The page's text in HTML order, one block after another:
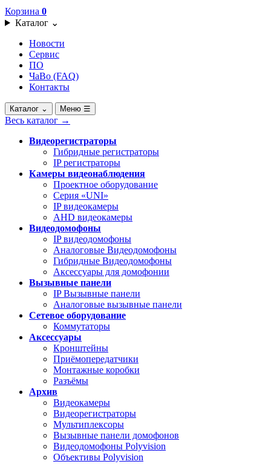
Корзина 0
Каталог ⌄
Новости
Сервис
ПО
ЧаВо (FAQ)
Контакты
Каталог ⌄ Меню ☰
Весь каталог →
Видеорегистраторы
Гибридные регистраторы
IP регистраторы
Камеры видеонаблюдения
Проектное оборудование
Серия «UNI»
IP видеокамеры
AHD видеокамеры
Видеодомофоны
IP видеодомофоны
Аналоговые Видеодомофоны
Гибридные Видеодомофоны
Аксессуары для домофонии
Вызывные панели
IP Вызывные панели
Аналоговые вызывные панели
Сетевое оборудование
Коммутаторы
Аксессуары
Кронштейны
Приёмопередатчики
Монтажные коробки
Разъёмы
Архив
Видеокамеры
Видеорегистраторы
Мультиплексоры
Вызывные панели домофонов
Видеодомофоны Polyvision
Объективы Polyvision